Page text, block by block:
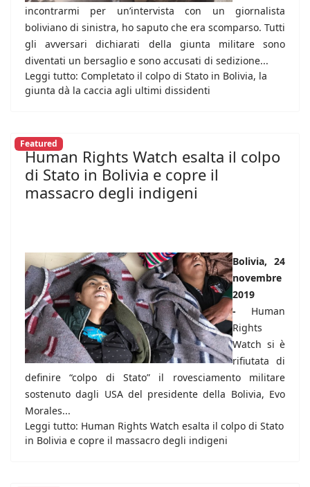
incontrarmi per un’intervista con un giornalista
boliviano di sinistra, ho saputo che era scomparso. Tutti
gli avversari dichiarati della giunta militare sono
diventati un bersaglio e sono accusati di sedizione...
Leggi tutto: Completato il colpo di Stato in Bolivia, la
giunta dà la caccia agli ultimi dissidenti
Featured
Human Rights Watch esalta il colpo
di Stato in Bolivia e copre il
massacro degli indigeni
Bolivia, 24
novembre
2019
- Human
Rights
Watch si è
rifiutata di
definire “colpo di Stato” il rovesciamento militare
sostenuto dagli USA del presidente della Bolivia, Evo
Morales...
Leggi tutto: Human Rights Watch esalta il colpo di Stato
in Bolivia e copre il massacro degli indigeni